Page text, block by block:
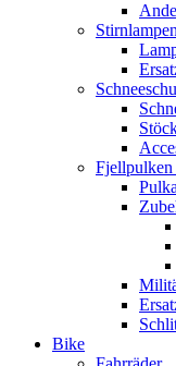
Stirnlampen
Fjellpulken
Bike